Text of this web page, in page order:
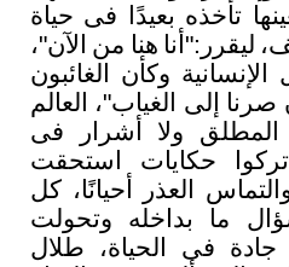
تأخذه بعيدًا فى حياة
ليقرر:"أنا هنا من الآن"،
الإنسانية وكأن
الغائبون
صرنا إلى الغياب"، العالم
المطلق ولا أشرار
فى
تركوا حكايات
استحقت
العذر أحيانًا، كل
ما بداخله
وتحولت
جادة فى الحياة،
طلال